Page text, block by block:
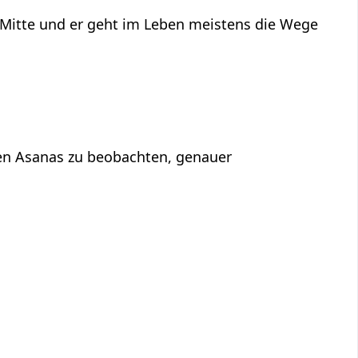
und er geht im Leben meistens die Wege
Asanas zu beobachten, genauer